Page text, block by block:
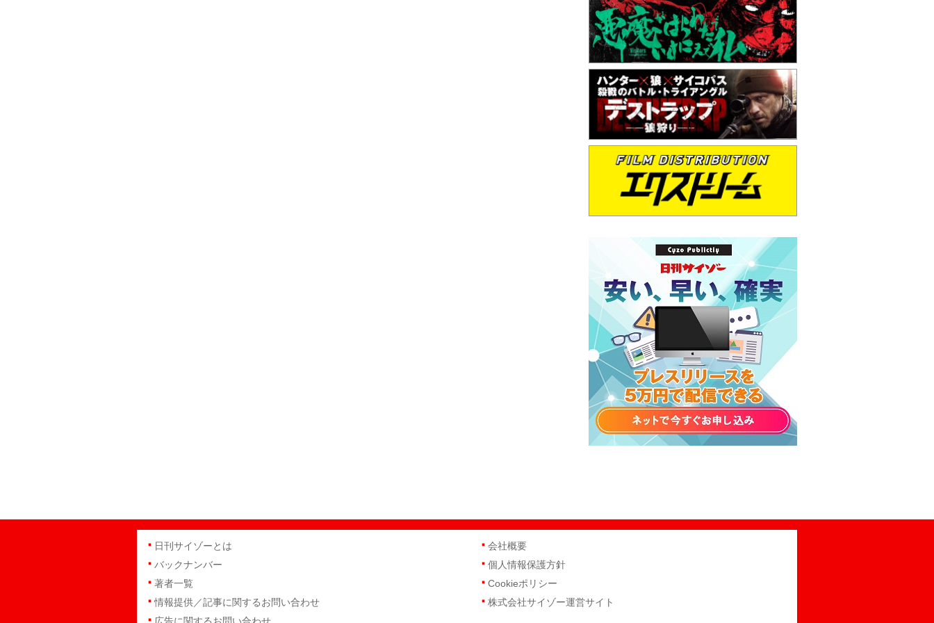
日刊サイゾーとは
バックナンバー
著者一覧
情報提供／記事に関するお問い合わせ
会社概要
個人情報保護方針
Cookieポリシー
株式会社サイゾー運営サイト